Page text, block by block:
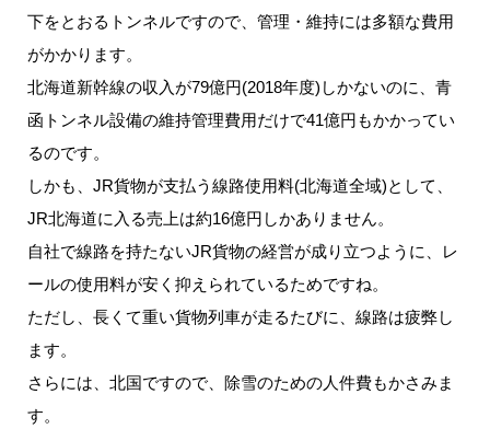
下をとおるトンネルですので、管理・維持には多額な費用
がかかります。
北海道新幹線の収入が79億円(2018年度)しかないのに、青
函トンネル設備の維持管理費用だけで41億円もかかってい
るのです。
しかも、JR貨物が支払う線路使用料(北海道全域)として、
JR北海道に入る売上は約16億円しかありません。
自社で線路を持たないJR貨物の経営が成り立つように、レ
ールの使用料が安く抑えられているためですね。
ただし、長くて重い貨物列車が走るたびに、線路は疲弊し
ます。
さらには、北国ですので、除雪のための人件費もかさみま
す。